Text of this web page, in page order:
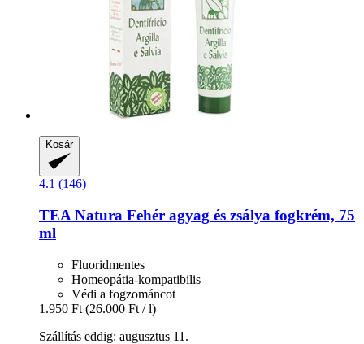
Kosár
4.1 (146)
TEA Natura Fehér agyag és zsálya fogkrém, 75
ml
Fluoridmentes
Homeopátia-kompatibilis
Védi a fogzománcot
1.950 Ft (26.000 Ft / l)
Szállítás eddig: augusztus 11.